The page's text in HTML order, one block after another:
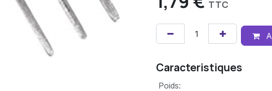
TTC
Caracteristiques
Poids: